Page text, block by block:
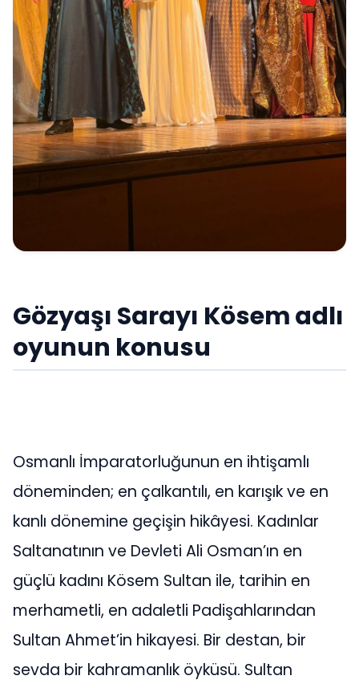
Gözyaşı Sarayı Kösem adlı
oyunun konusu
Osmanlı İmparatorluğunun en ihtişamlı
döneminden; en çalkantılı, en karışık ve en
kanlı dönemine geçişin hikâyesi. Kadınlar
Saltanatının ve Devleti Ali Osman’ın en
güçlü kadını Kösem Sultan ile, tarihin en
merhametli, en adaletli Padişahlarından
Sultan Ahmet’in hikayesi. Bir destan, bir
sevda bir kahramanlık öyküsü. Sultan